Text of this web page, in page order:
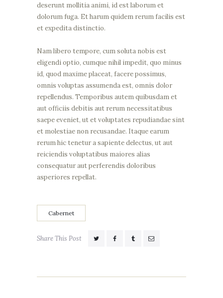
deserunt mollitia animi, id est laborum et
dolorum fuga. Et harum quidem rerum facilis est
et expedita distinctio.
Nam libero tempore, cum soluta nobis est
eligendi optio, cumque nihil impedit, quo minus
id, quod maxime placeat, facere possimus,
omnis voluptas assumenda est, omnis dolor
repellendus. Temporibus autem quibusdam et
aut officiis debitis aut rerum necessitatibus
saepe eveniet, ut et voluptates repudiandae sint
et molestiae non recusandae. Itaque earum
rerum hic tenetur a sapiente delectus, ut aut
reiciendis voluptatibus maiores alias
consequatur aut perferendis doloribus
asperiores repellat.
Cabernet
Share This Post